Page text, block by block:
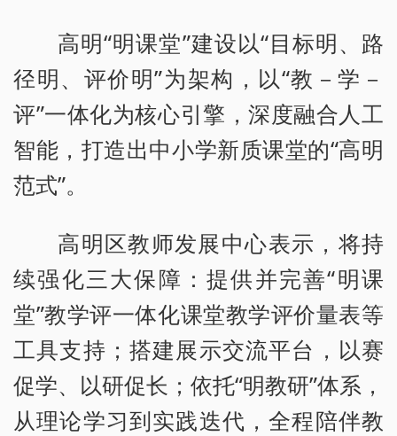
高明“明课堂”建设以“目标明、路
径明、评价明”为架构，以“教－学－
评”一体化为核心引擎，深度融合人工
智能，打造出中小学新质课堂的“高明
范式”。
高明区教师发展中心表示，将持
续强化三大保障：提供并完善“明课
堂”教学评一体化课堂教学评价量表等
工具支持；搭建展示交流平台，以赛
促学、以研促长；依托“明教研”体系，
从理论学习到实践迭代，全程陪伴教